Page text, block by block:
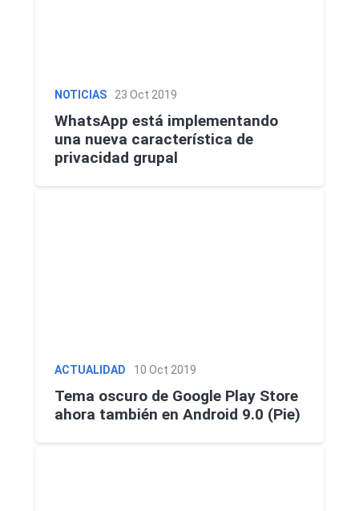
NOTICIAS 23 Oct 2019
WhatsApp está implementando
una nueva característica de
privacidad grupal
ACTUALIDAD 10 Oct 2019
Tema oscuro de Google Play Store
ahora también en Android 9.0 (Pie)